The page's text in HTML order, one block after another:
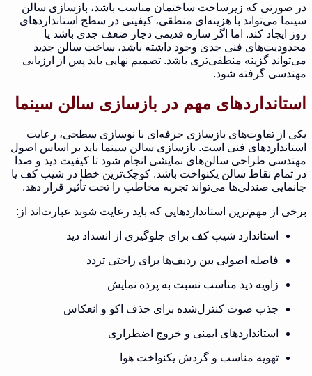
در صورتی که زیرساخت ساختمان مناسب باشد، بازسازی سالن
سینما می‌تواند با هزینه‌ای منطقی، کیفیتی در سطح استانداردهای
روز ایجاد کند. اما اگر سازه قدیمی دچار ضعف جدی باشد یا
محدودیت‌های فنی جدی وجود داشته باشد، ساخت سالن جدید
می‌تواند گزینه منطقی‌تری باشد. تصمیم نهایی باید پس از ارزیابی
مهندسی گرفته شود.
استانداردهای مهم در بازسازی سالن سینما
یکی از تفاوت‌های بازسازی حرفه‌ای با نوسازی سطحی، رعایت
استانداردهای فنی است. بازسازی سالن سینما باید بر اساس اصول
مهندسی طراحی سالن‌های نمایشی انجام شود تا کیفیت دید و صدا
در تمام نقاط سالن یکنواخت باشد. کوچک‌ترین خطا در شیب کف یا
جانمایی صندلی‌ها می‌تواند تجربه مخاطب را تحت تأثیر قرار دهد.
برخی از مهم‌ترین استانداردهایی که باید رعایت شوند عبارت‌اند از:
استاندارد شیب کف برای جلوگیری از انسداد دید
فاصله اصولی بین ردیف‌ها برای راحتی تردد
زاویه دید مناسب نسبت به پرده نمایش
جذب صوت کنترل‌شده برای حذف اکو و انعکاس
استانداردهای ایمنی و خروج اضطراری
تهویه مناسب و گردش یکنواخت هوا